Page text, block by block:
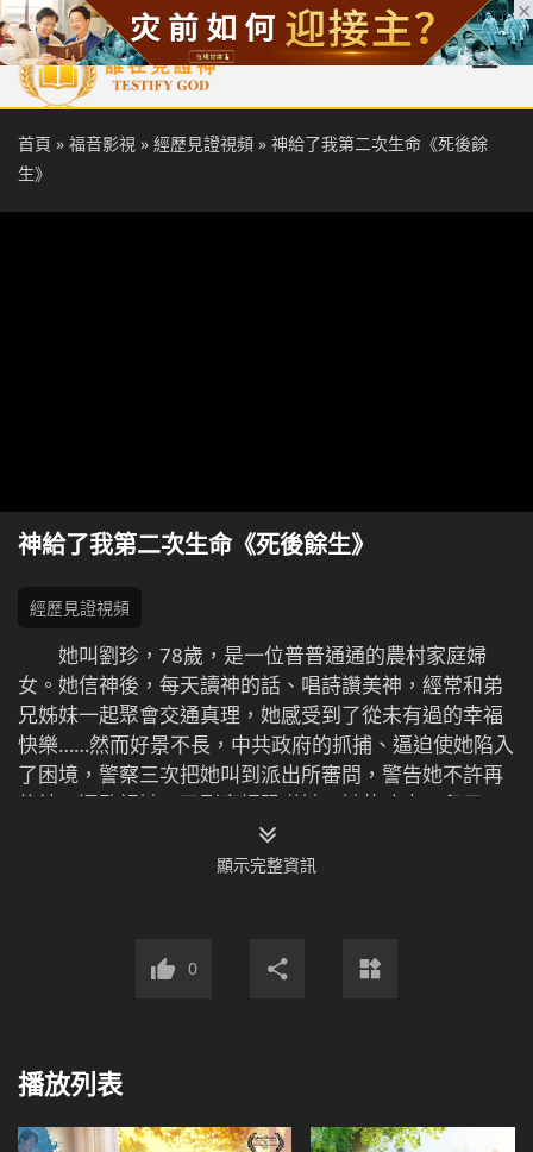
首頁 每日靈糧 天國福音 基督徒見證 信仰解答 聖經
首頁 » 福音影視 » 經歷見證視頻 » 神給了我第二次生命《死後餘
生》
神給了我第二次生命《死後餘生》
經歷見證視頻
她叫劉珍，78歲，是一位普普通通的農村家庭婦
女。她信神後，每天讀神的話、唱詩讚美神，經常和弟
兄姊妹一起聚會交通真理，她感受到了從未有過的幸福
快樂……然而好景不長，中共政府的抓捕、逼迫使她陷入
了困境，警察三次把她叫到派出所審問，警告她不許再
信神，還監視她，又到家裡恐嚇她。她的丈夫、兒子、
兒媳迫於中共政府的壓力，也反對、限制她信神。在痛
苦煎熬中，她真實地依靠神、仰望神，神的話語給了她
告，為她開闢了出路。有一天晚上，她突然昏迷不醒，
醫生都斷定她沒救了，讓她的家人為其準備後事，但十
劉珍深深地體會到，人的命自己說了不算，任何人也掌
管不了，只有神主宰著人的命運，掌握著人的生死禍
福，她也感受到了，只有神是人的後盾，是人隨時的幫
顯示完整資訊
0
播放列表